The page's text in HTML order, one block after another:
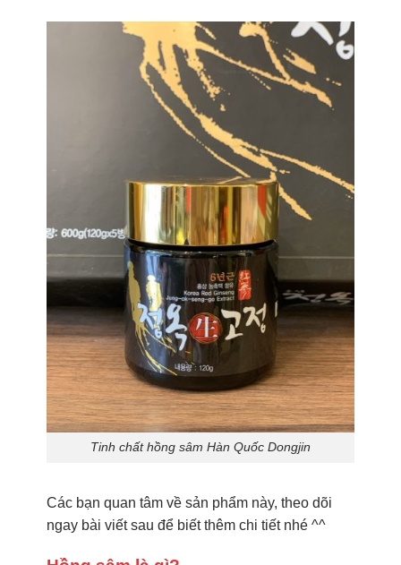
Tinh chất hồng sâm Hàn Quốc Dongjin
Các bạn quan tâm về sản phẩm này, theo dõi
ngay bài viết sau để biết thêm chi tiết nhé ^^